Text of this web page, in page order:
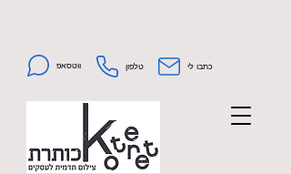
ווטסאפ טלפון כתבו לי